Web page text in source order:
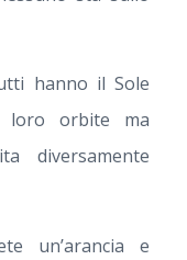
hanno il Sole
loro orbite ma
diversamente
un’arancia e